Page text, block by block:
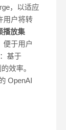
，以适应
用户将转
播放集
便于用户
：基于
效率。
OpenAI